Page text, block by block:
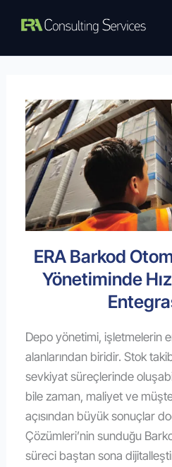
ERA Barkod
Yönetiminde
Depo yönetimi, işletmelerin
alanlarından biridir. Stok
sevkiyat süreçlerinde
bile zaman, maliyet ve
açısından büyük sonuçlar
Çözümleri’nin sunduğu
süreci baştan sona